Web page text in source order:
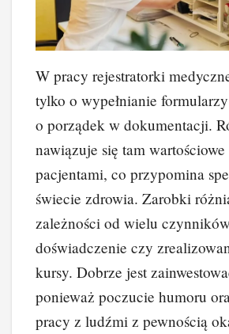
W pracy rejestratorki
tylko o wypełnianie
o porządek w dokumentacji.
nawiązuje się tam
pacjentami, co przypomina
świecie zdrowia. Zarobki
zależności od wielu
doświadczenie czy
kursy. Dobrze jest
ponieważ poczucie humoru
pracy z ludźmi z pewnością